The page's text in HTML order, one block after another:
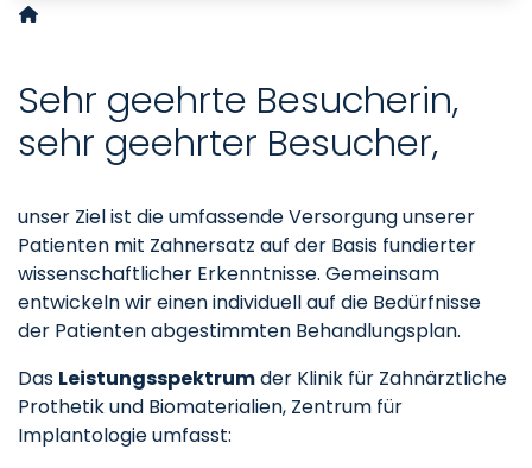
Klinik für Zahnärztliche Prothetik und Biomaterialien,
Sehr geehrte Besucherin,
sehr geehrter Besucher,
unser Ziel ist die umfassende Versorgung unserer
Patienten mit Zahnersatz auf der Basis fundierter
wissenschaftlicher Erkenntnisse. Gemeinsam
entwickeln wir einen individuell auf die Bedürfnisse
der Patienten abgestimmten Behandlungsplan.
Das Leistungsspektrumder Klinik für Zahnärztliche
Prothetik und Biomaterialien, Zentrum für
Implantologie umfasst: